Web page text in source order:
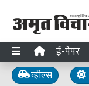
ई-पेपर
व्हील्स